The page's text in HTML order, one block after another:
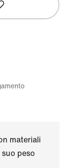
materiali
peso